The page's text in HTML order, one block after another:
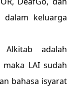
keluarga
adalah
LAI sudah
bahasa isyarat